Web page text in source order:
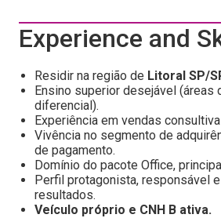
Experience and
Residir na região de Litoral SP/
Ensino superior desejável (áreas
diferencial).
Experiência em vendas
Vivência no segmento de
de pagamento.
Domínio do pacote Office,
Perfil protagonista, responsável
resultados.
Veículo próprio e CNH B ativa.